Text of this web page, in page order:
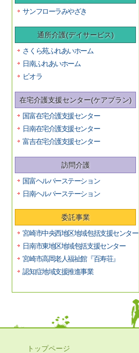
サンフローラみやざき
通所介護(デイサービス)
さくら苑ふれあいホーム
日南ふれあいホーム
ビオラ
在宅介護支援センター(ケアプラン)
国富在宅介護支援センター
日南在宅介護支援センター
富吉在宅介護支援センター
訪問介護
国富ヘルパーステーション
日南ヘルパーステーション
委託事業
宮崎市中央西地区地域包括支援センター
日南市東地区地域包括支援センター
宮崎市高岡老人福祉館『百寿荘』
認知症地域支援推進事業
トップページ